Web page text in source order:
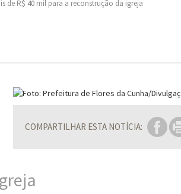
de R$ 40 mil para a reconstrução da igreja
COMPARTILHAR ESTA NOTÍCIA: